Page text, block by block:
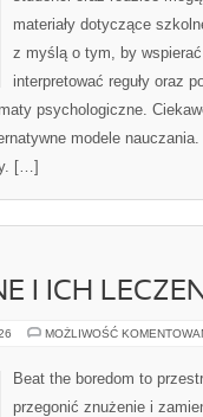
materiały dotyczące
z myślą o tym, by
interpretować reguły oraz
psychologiczne.
modele
[…]
I ICH
MOŻLIWOŚĆ
Beat the boredom to
przegonić znużenie i